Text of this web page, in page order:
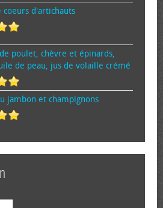
cœurs d'artichauts
poulet, chèvre et épinards,
de peau, jus de volaille crémé
jambon et champignons